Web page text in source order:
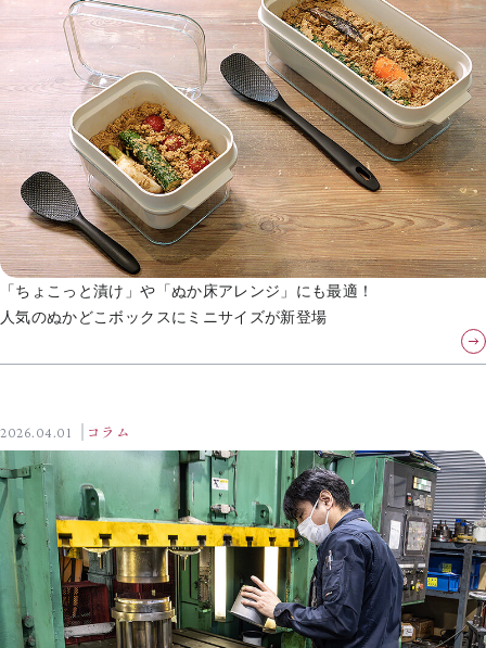
「ちょこっと漬け」や「ぬか床アレンジ」にも最適！
人気のぬかどこボックスにミニサイズが新登場
2026.04.01 コラム